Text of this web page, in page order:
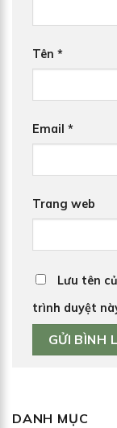
Tên *
Email *
Trang web
Lưu tên
trình duyệt
DANH MỤC